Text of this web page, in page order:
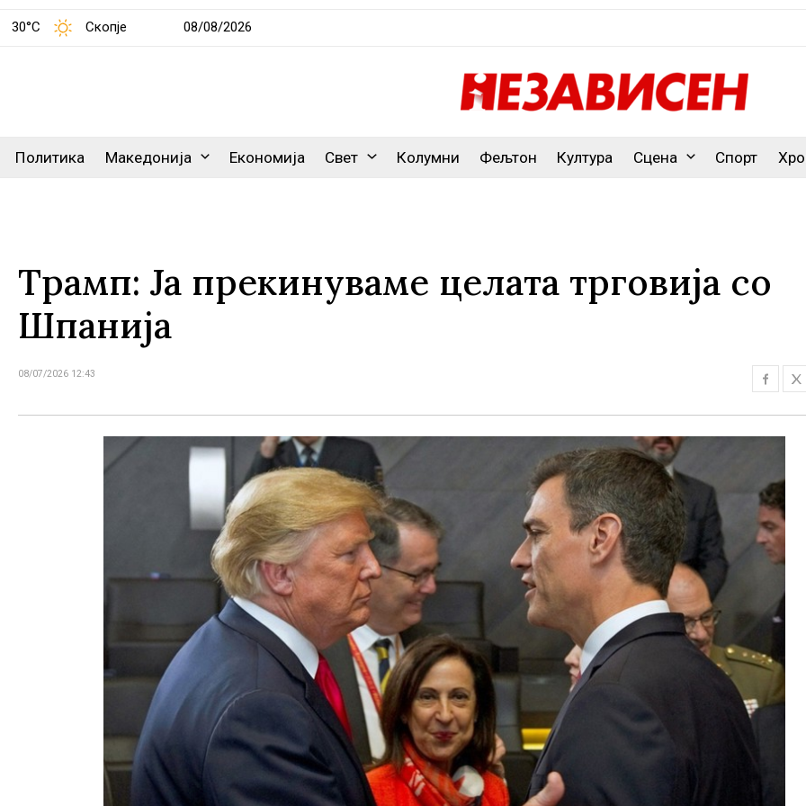
30°C Скопје 08/08/2026
Политика Македонија Економија Свет Колумни Фељтон Култура Сцена Спорт
Трамп: Ја прекинуваме целата трговија со
Шпанија
08/07/2026 12:43